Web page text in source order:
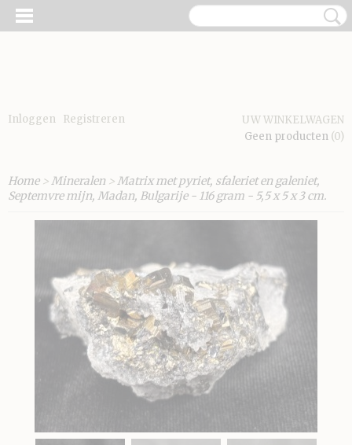
Inloggen Registreren
UW WINKELWAGEN
Geen producten (0)
Home>Mineralen >Matrix met pyriet, sfaleriet en galeniet,
Septemvre mijn, Madan, Bulgarije - 116 gram - 5,5 x 5 x 3 cm.